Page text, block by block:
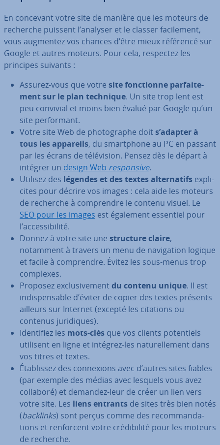
En concevant votre site de manière que les moteurs de
recherche puissent l’analyser et le classer fa­ci­le­ment,
vous augmentez vos chances d’être mieux référencé sur
Google et autres moteurs. Pour cela, respectez les
principes suivants :
Assurez-vous que votre site fonc­tionne par­fai­te­
ment sur le plan technique. Un site trop lent est
peu convivial et moins bien évalué par Google qu’un
site per­for­mant.
Votre site Web de pho­to­graphe doits’adapter à
tous les appareils, du smart­phone au PC en passant
par les écrans de té­lé­vi­sion. Pensez dès le départ à
intégrer un design Web res­pon­sive.
Utilisez des légendes et des textes al­ter­na­tifs ex­pli­
cites pour décrire vos images : cela aide les moteurs
de recherche à com­prendre le contenu visuel. Le
SEO pour les images est également essentiel pour
l’ac­ces­si­bi­lité.
Donnez à votre site une structure claire,
notamment à travers un menu de na­vi­ga­tion logique
et facile à com­prendre. Évitez les sous-menus trop
complexes.
Proposez ex­clu­si­ve­mentdu contenu unique. Il est
in­dis­pen­sable d’éviter de copier des textes présents
ailleurs sur Internet (excepté les citations ou
contenus ju­ri­diques).
Iden­ti­fiez les mots-clés que vos clients po­ten­tiels
utilisent en ligne et intégrez-les na­tu­rel­le­ment dans
vos titres et textes.
Éta­blis­sez des con­nexions avec d’autres sites fiables
(par exemple des médias avec lesquels vous avez
collaboré) et demandez-leur de créer un lien vers
votre site. Les liens entrants de sites très bien notés
(backlinks) sont perçus comme des re­com­man­da­
tions et ren­for­cent votre cré­di­bi­lité pour les moteurs
de recherche.